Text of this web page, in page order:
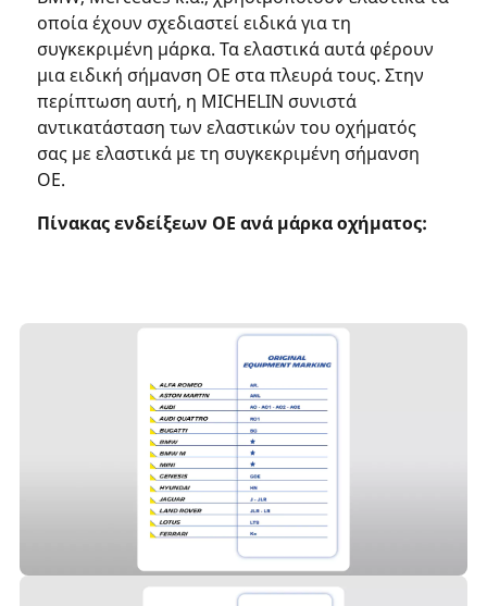
οποία έχουν σχεδιαστεί ειδικά για τη
συγκεκριμένη μάρκα. Τα ελαστικά αυτά φέρουν
μια ειδική σήμανση ΟΕ στα πλευρά τους. Στην
περίπτωση αυτή, η MICHELIN συνιστά
αντικατάσταση των ελαστικών του οχήματός
σας με ελαστικά με τη συγκεκριμένη σήμανση
ΟΕ.
Πίνακας ενδείξεων ΟΕ ανά μάρκα οχήματος: